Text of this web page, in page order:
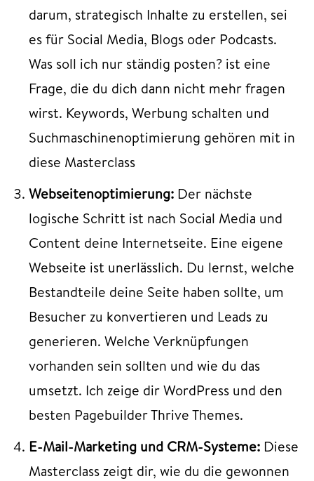
darum, strategisch Inhalte zu erstellen, sei
es für Social Media, Blogs oder Podcasts.
Was soll ich nur ständig posten? ist eine
Frage, die du dich dann nicht mehr fragen
wirst. Keywords, Werbung schalten und
Suchmaschinenoptimierung gehören mit in
diese Masterclass
Webseitenoptimierung: Der nächste
logische Schritt ist nach Social Media und
Content deine Internetseite. Eine eigene
Webseite ist unerlässlich. Du lernst, welche
Bestandteile deine Seite haben sollte, um
Besucher zu konvertieren und Leads zu
generieren. Welche Verknüpfungen
vorhanden sein sollten und wie du das
umsetzt. Ich zeige dir WordPress und den
besten Pagebuilder Thrive Themes.
E-Mail-Marketing und CRM-Systeme: Diese
Masterclass zeigt dir, wie du die gewonnen